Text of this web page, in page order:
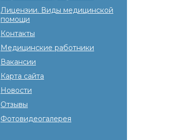
Лицензии. Виды медицинской
помощи
Контакты
Медицинские работники
Вакансии
Карта сайта
Новости
Отзывы
Фотовидеогалерея